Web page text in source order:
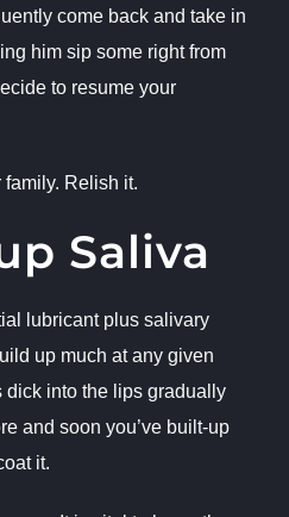
come back and take in
him sip some right from
to resume your
family. Relish it.
Saliva
lubricant plus salivary
up much at any given
dick into the lips gradually
and soon you’ve built-up
it.